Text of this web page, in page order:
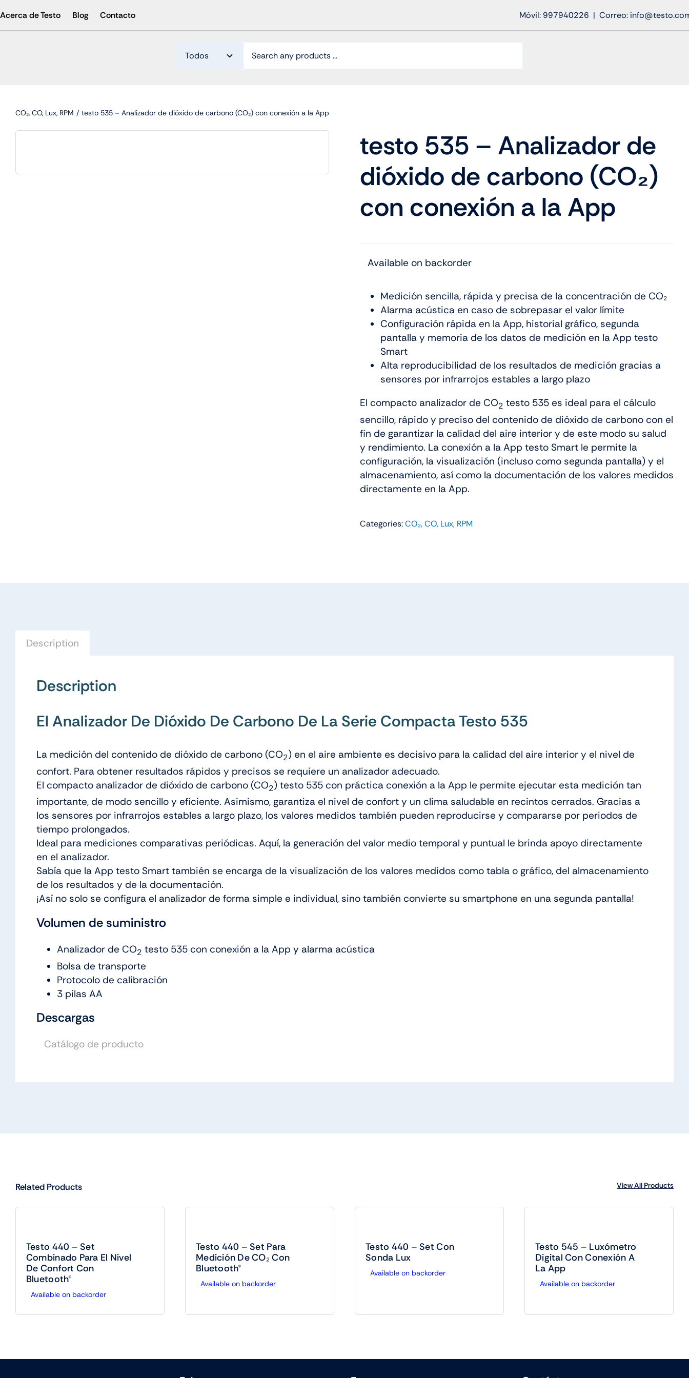
to
content
Acerca de Testo Blog Contacto Móvil: 997940226 | Correo:
CO₂, CO, Lux, RPM testo 535 – Analizador de dióxido de carbono (CO₂) con conexión a la App
testo 535 – Analizador de
dióxido de carbono (CO₂)
con conexión a la App
Available on backorder
Medición sencilla, rápida y precisa de la concentración de CO₂
Alarma acústica en caso de sobrepasar el valor límite
Configuración rápida en la App, historial gráfico, segunda
pantalla y memoria de los datos de medición en la App testo
Smart
Alta reproducibilidad de los resultados de medición gracias a
sensores por infrarrojos estables a largo plazo
El compacto analizador de CO2 testo 535 es ideal para el cálculo
sencillo, rápido y preciso del contenido de dióxido de carbono con el
fin de garantizar la calidad del aire interior y de este modo su salud
y rendimiento. La conexión a la App testo Smart le permite la
configuración, la visualización (incluso como segunda pantalla) y el
almacenamiento, así como la documentación de los valores medidos
directamente en la App.
Categories:CO₂, CO, Lux, RPM
Description
Description
El Analizador De Dióxido De Carbono De La Serie Compacta Testo 535
La medición del contenido de dióxido de carbono (CO2) en el aire ambiente es decisivo para la calidad del aire interior y el nivel de
confort. Para obtener resultados rápidos y precisos se requiere un analizador adecuado.
El compacto analizador de dióxido de carbono (CO2) testo 535 con práctica conexión a la App le permite ejecutar esta medición tan
importante, de modo sencillo y eficiente. Asimismo, garantiza el nivel de confort y un clima saludable en recintos cerrados. Gracias a
los sensores por infrarrojos estables a largo plazo, los valores medidos también pueden reproducirse y compararse por periodos de
tiempo prolongados.
Ideal para mediciones comparativas periódicas. Aquí, la generación del valor medio temporal y puntual le brinda apoyo directamente
en el analizador.
Sabía que la App testo Smart también se encarga de la visualización de los valores medidos como tabla o gráfico, del almacenamiento
de los resultados y de la documentación.
¡Así no solo se configura el analizador de forma simple e individual, sino también convierte su smartphone en una segunda pantalla!
Volumen de suministro
Analizador de CO2 testo 535 con conexión a la App y alarma acústica
Bolsa de transporte
Protocolo de calibración
3 pilas AA
Descargas
Catálogo de producto
Related Products View All Products
Testo 440 – Set
Combinado Para El Nivel
De Confort Con
Bluetooth®
Available on backorder
Testo 440 – Set Para
Medición De CO₂ Con
Bluetooth®
Available on backorder
Testo 440 – Set Con
Sonda Lux
Available on backorder
Testo 545 – Luxómetro
Digital Con Conexión A
La App
Available on backorder